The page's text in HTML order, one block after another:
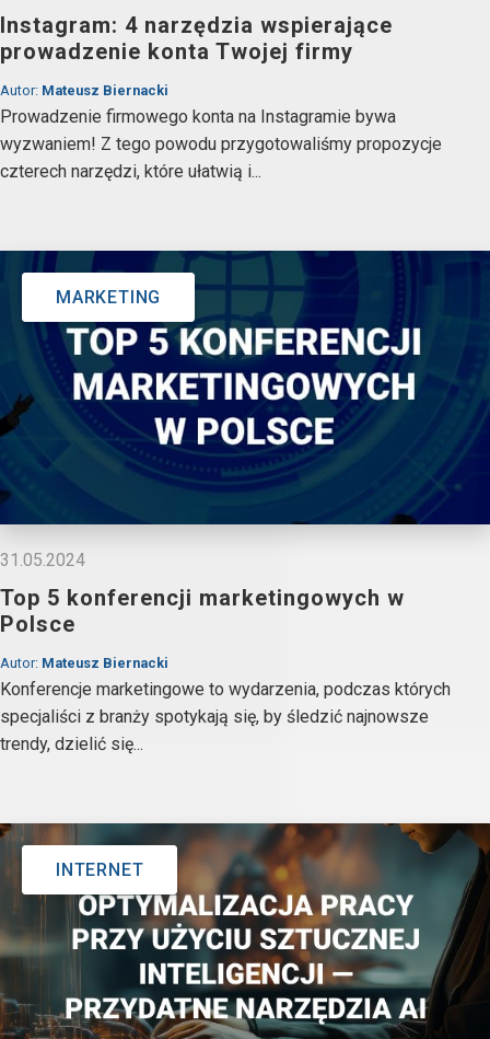
Instagram: 4 narzędzia wspierające
prowadzenie konta Twojej firmy
Autor: Mateusz Biernacki
Prowadzenie firmowego konta na Instagramie bywa
wyzwaniem! Z tego powodu przygotowaliśmy propozycje
czterech narzędzi, które ułatwią i...
MARKETING
31.05.2024
Top 5 konferencji marketingowych w
Polsce
Autor: Mateusz Biernacki
Konferencje marketingowe to wydarzenia, podczas których
specjaliści z branży spotykają się, by śledzić najnowsze
trendy, dzielić się...
INTERNET